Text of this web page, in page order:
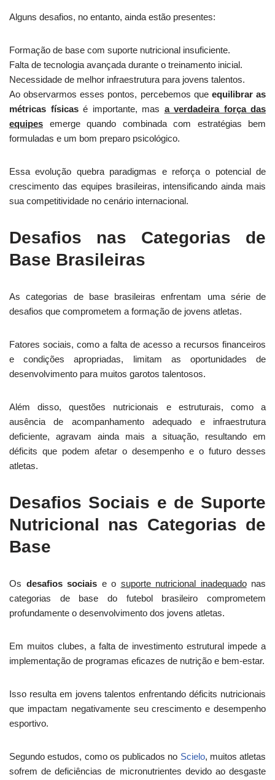
Alguns desafios, no entanto, ainda estão presentes:
Formação de base com suporte nutricional insuficiente.
Falta de tecnologia avançada durante o treinamento inicial.
Necessidade de melhor infraestrutura para jovens talentos.
Ao observarmos esses pontos, percebemos que equilibrar as
métricas físicasé importante, mas a verdadeira força das
equipes emerge quando combinada com estratégias bem
formuladas e um bom preparo psicológico.
Essa evolução quebra paradigmas e reforça o potencial de
crescimento das equipes brasileiras, intensificando ainda mais
sua competitividade no cenário internacional.
Desafios nas Categorias de
Base Brasileiras
As categorias de base brasileiras enfrentam uma série de
desafios que comprometem a formação de jovens atletas.
Fatores sociais, como a falta de acesso a recursos financeiros
e condições apropriadas, limitam as oportunidades de
desenvolvimento para muitos garotos talentosos.
Além disso, questões nutricionais e estruturais, como a
ausência de acompanhamento adequado e infraestrutura
deficiente, agravam ainda mais a situação, resultando em
déficits que podem afetar o desempenho e o futuro desses
atletas.
Desafios Sociais e de Suporte
Nutricional nas Categorias de
Base
Os desafios sociais e o suporte nutricional inadequadonas
categorias de base do futebol brasileiro comprometem
profundamente o desenvolvimento dos jovens atletas.
Em muitos clubes, a falta de investimento estrutural impede a
implementação de programas eficazes de nutrição e bem-estar.
Isso resulta em jovens talentos enfrentando déficits nutricionais
que impactam negativamente seu crescimento e desempenho
esportivo.
Segundo estudos, como os publicados no Scielo, muitos atletas
sofrem de deficiências de micronutrientes devido ao desgaste